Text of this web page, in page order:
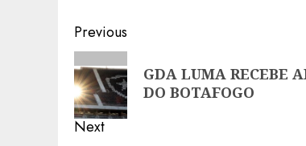
Post
navigation
Previous
Previous
post:
GDA LUMA RECEBE
DO BOTAFOGO
Next